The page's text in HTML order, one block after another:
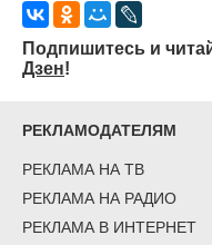
Подпишитесь и
Дзен!
РЕКЛАМОДАТЕЛЯМ
РЕКЛАМА НА ТВ
РЕКЛАМА НА РАДИО
РЕКЛАМА В ИНТЕРНЕТ